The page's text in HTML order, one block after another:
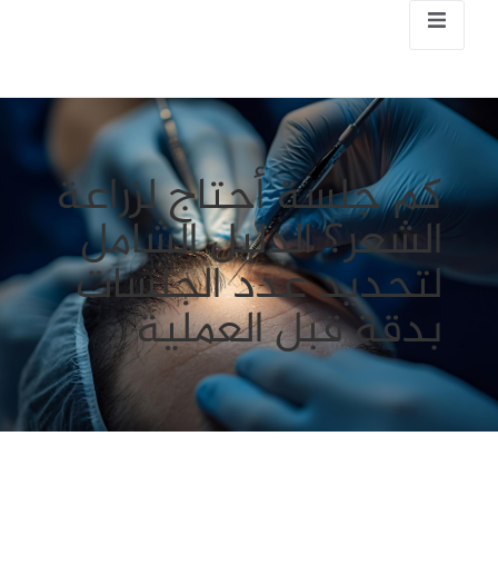
كم جلسة أحتاج لزراعة
الشعر؟ الدليل الشامل
لتحديد عدد الجلسات
بدقة قبل العملية